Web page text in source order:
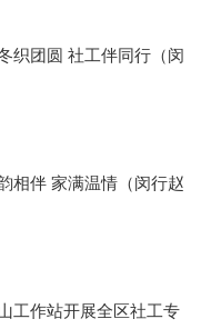
织团圆 社工伴同行（闵
相伴 家满温情（闵行赵
工作站开展全区社工专